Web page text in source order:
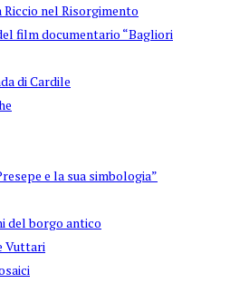
Riccio nel Risorgimento
film documentario “Bagliori
di Cardile
e la sua simbologia”
del borgo antico
Vuttari